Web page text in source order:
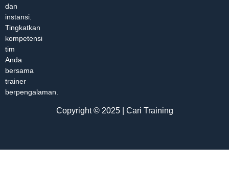
dan
instansi.
Tingkatkan
kompetensi
tim
Anda
bersama
trainer
berpengalaman.
Copyright © 2025 | Cari Training